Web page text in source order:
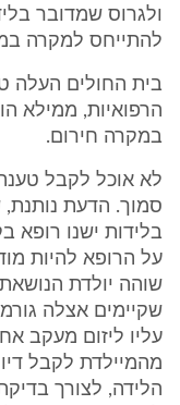
ולגרוס שמדובר
להתייחס למקרה
בית החולים העלה
הרפואיות, ממילא
במקרה חירום.
לא אוכל לקבל
סמוך. הדעת
בלידות ישנו רופא
על הרופא להיות
שוהה יולדת
שקיימים אצלה
עליו ליזום מעקב
מהמיילדת לקבל
הלידה, לצורך